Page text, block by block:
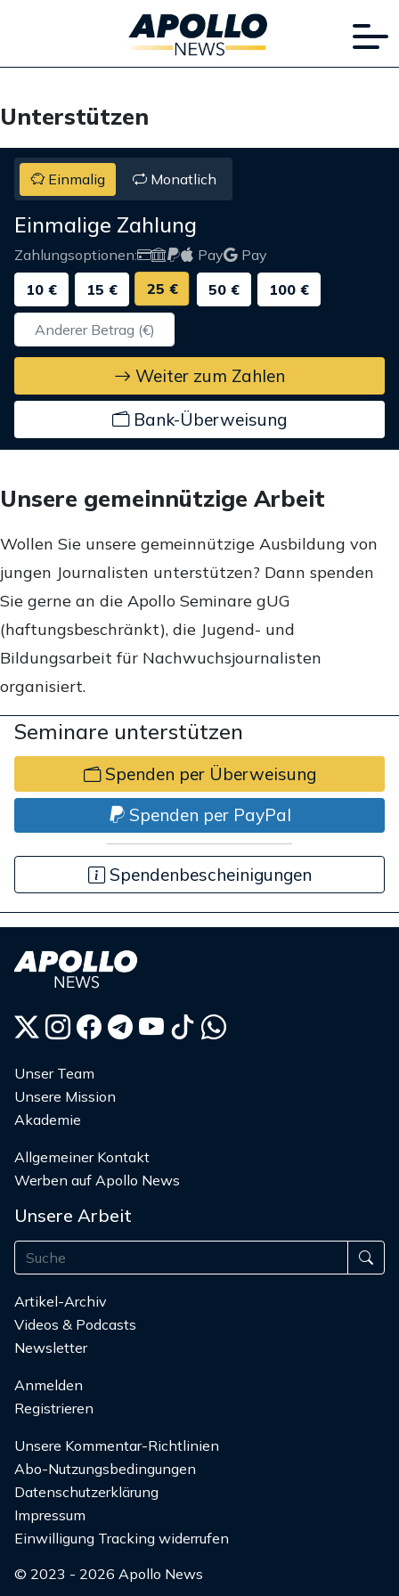
Unterstützen
Einmalig Monatlich
Einmalige Zahlung
Zahlungsoptionen: Pay
Pay
10 €
15 € 25 € 50 € 100 €
Weiter zum Zahlen
Bank-Überweisung
Unsere gemeinnützige Arbeit
Wollen Sie unsere gemeinnützige Ausbildung von
jungen Journalisten unterstützen? Dann spenden
Sie gerne an die Apollo Seminare gUG
(haftungsbeschränkt), die Jugend- und
Bildungsarbeit für Nachwuchsjournalisten
organisiert.
Seminare unterstützen
Spenden per Überweisung
Spenden per PayPal
Spendenbescheinigungen
Unser Team
Unsere Mission
Akademie
Allgemeiner Kontakt
Werben auf Apollo News
Unsere Arbeit
Artikel-Archiv
Videos & Podcasts
Newsletter
Anmelden
Registrieren
Unsere Kommentar-Richtlinien
Abo-Nutzungsbedingungen
Datenschutzerklärung
Impressum
Einwilligung Tracking widerrufen
© 2023 - 2026 Apollo News